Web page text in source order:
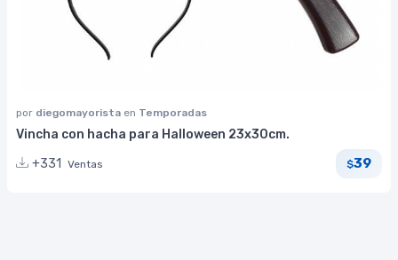
por diegomayorista en Temporadas
Vincha con hacha para Halloween 23x30cm.
+331
Ventas $39